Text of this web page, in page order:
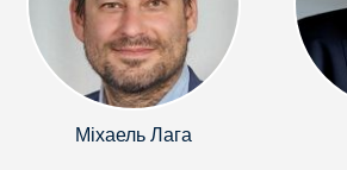
Міхаель Лага